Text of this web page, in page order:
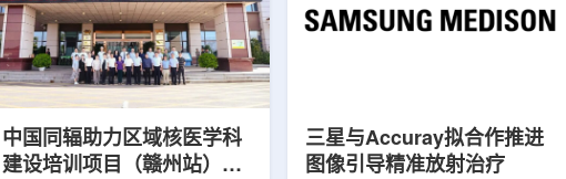
踪剂^11C-PiB，以及tau蛋白PET示
踪剂^18F-florzolotau，对受试者大
脑中的β-淀粉样蛋白和tau蛋白积累
情况进行评估。结果显示，晚发性精
工业规模制造的开始，首批客户交付
表明公司已完成从产能建设到利用首
中国同辐助力区域核医学科
建设培训项目（赣州站）与
三星与Accuray拟合作推进
图像引导精准放射治疗